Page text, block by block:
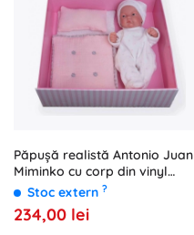
Păpușă realistă Antonio Juan
Miminko cu corp din vinyl
complet - 26 cm
Stoc extern ?
234,00 lei